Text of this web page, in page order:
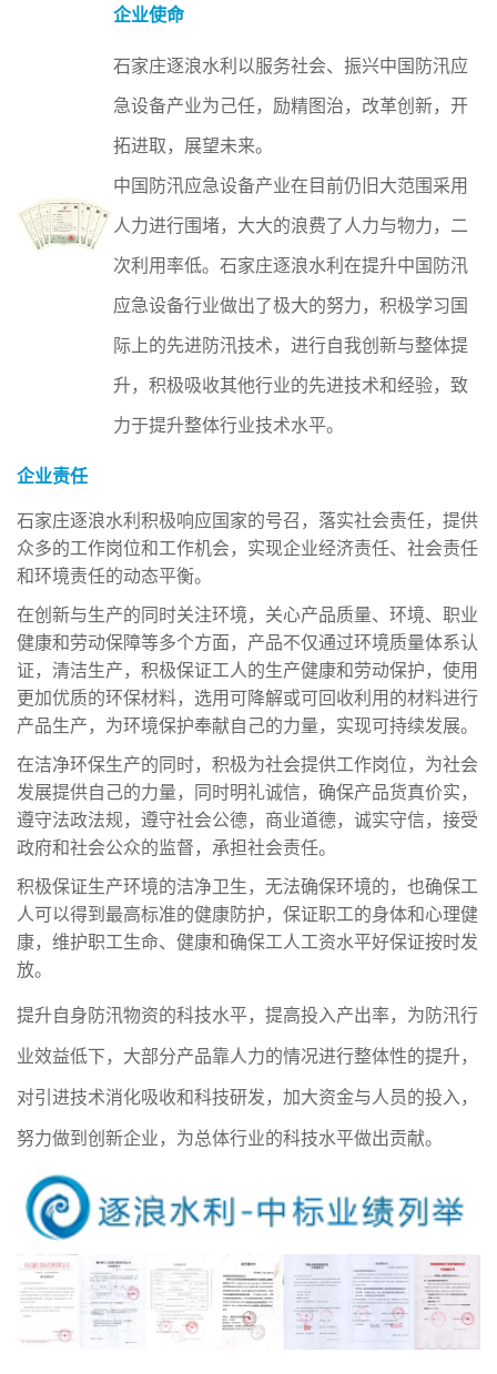
企业使命
石家庄逐浪水利以服务社会、振兴中国防汛应
急设备产业为己任，励精图治，改革创新，开
拓进取，展望未来。
中国防汛应急设备产业在目前仍旧大范围采用
人力进行围堵，大大的浪费了人力与物力，二
次利用率低。石家庄逐浪水利在提升中国防汛
应急设备行业做出了极大的努力，积极学习国
际上的先进防汛技术，进行自我创新与整体提
升，积极吸收其他行业的先进技术和经验，致
力于提升整体行业技术水平。
企业责任
石家庄逐浪水利积极响应国家的号召，落实社会责任，提供
众多的工作岗位和工作机会，实现企业经济责任、社会责任
和环境责任的动态平衡。
在创新与生产的同时关注环境，关心产品质量、环境、职业
健康和劳动保障等多个方面，产品不仅通过环境质量体系认
证，清洁生产，积极保证工人的生产健康和劳动保护，使用
更加优质的环保材料，选用可降解或可回收利用的材料进行
产品生产，为环境保护奉献自己的力量，实现可持续发展。
在洁净环保生产的同时，积极为社会提供工作岗位，为社会
发展提供自己的力量，同时明礼诚信，确保产品货真价实，
遵守法政法规，遵守社会公德，商业道德，诚实守信，接受
政府和社会公众的监督，承担社会责任。
积极保证生产环境的洁净卫生，无法确保环境的，也确保工
人可以得到最高标准的健康防护，保证职工的身体和心理健
康，维护职工生命、健康和确保工人工资水平好保证按时发
放。
提升自身防汛物资的科技水平，提高投入产出率，为防汛行
业效益低下，大部分产品靠人力的情况进行整体性的提升，
对引进技术消化吸收和科技研发，加大资金与人员的投入，
努力做到创新企业，为总体行业的科技水平做出贡献。